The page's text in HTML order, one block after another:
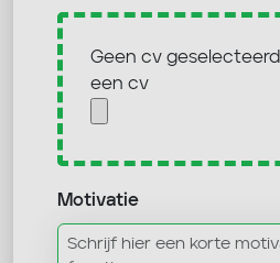
Geen cv geselecteerd
een cv
Motivatie